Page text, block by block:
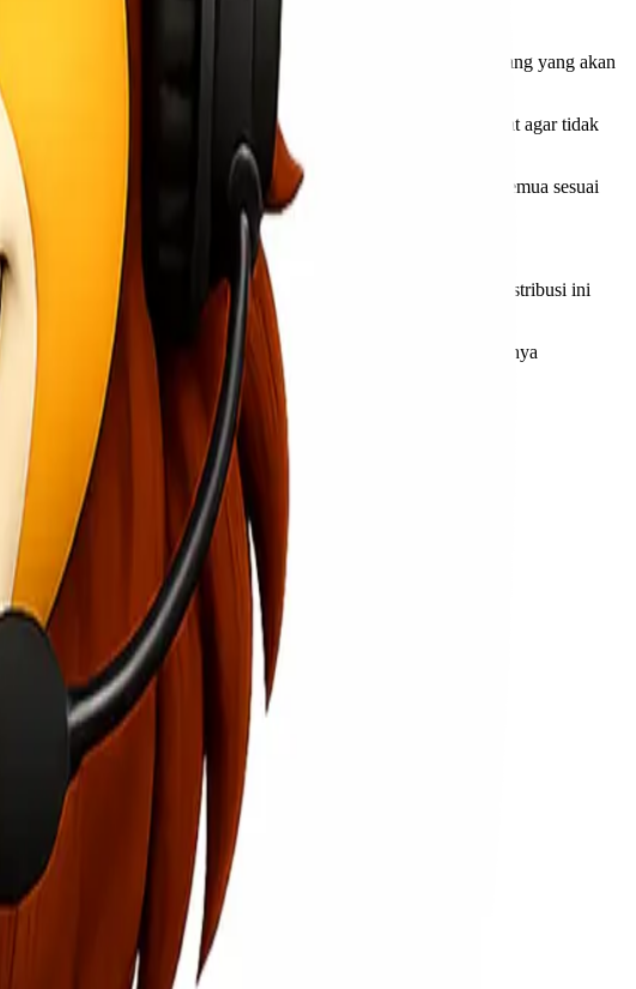
jasa ekspedisi untuk memulai proses. Informasi mengenai barang yang akan
komersial dan surat jalan. Semua informasi tersebut harus akurat agar tidak
transportasi. Ini adalah tahap krusial untuk memastikan semua sesuai
kondisi fisik barang dan membayar biaya tambahan jika ada.
Efektivitas komunikasi menjadi kunci dalam memperlancar alur distribusi ini
efektif merencanakan strategi distribusi mereka. Hal ini tidak hanya